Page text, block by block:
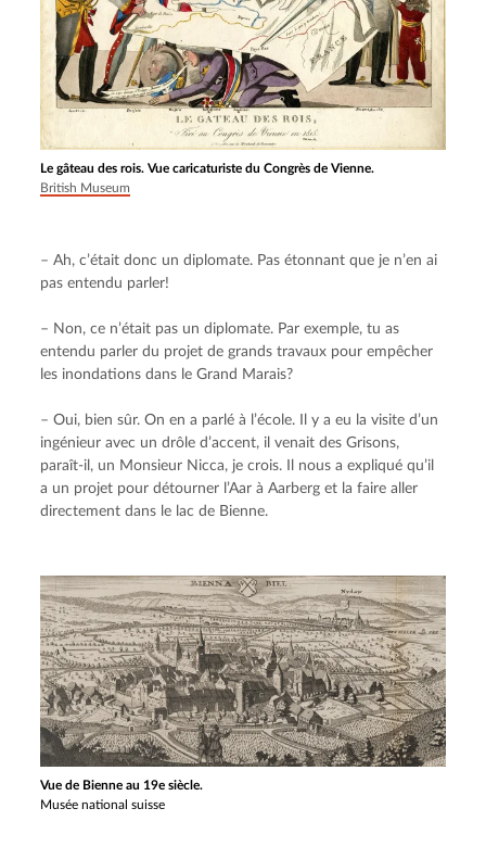
Le gâteau des rois. Vue caricaturiste du Congrès de Vienne.
British Museum
– Ah, c’était donc un diplomate. Pas étonnant que je n’en ai
pas entendu parler!
– Non, ce n’était pas un diplomate. Par exemple, tu as
entendu parler du projet de grands travaux pour empêcher
les inondations dans le Grand Marais?
– Oui, bien sûr. On en a parlé à l’école. Il y a eu la visite d’un
ingénieur avec un drôle d’accent, il venait des Grisons,
paraît-il, un Monsieur Nicca, je crois. Il nous a expliqué qu’il
a un projet pour détourner l’Aar à Aarberg et la faire aller
directement dans le lac de Bienne.
Vue de Bienne au 19e siècle.
Musée national suisse